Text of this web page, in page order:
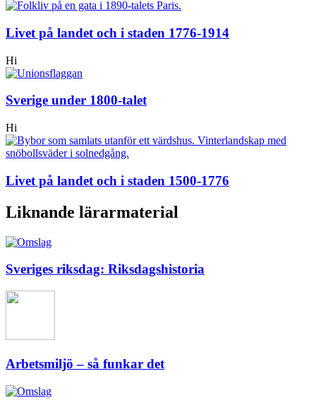
Livet på landet och i staden 1776-1914
Hi
Sverige under 1800-talet
Hi
Livet på landet och i staden 1500-1776
Liknande lärarmaterial
Sveriges riksdag: Riksdagshistoria
Arbetsmiljö – så funkar det